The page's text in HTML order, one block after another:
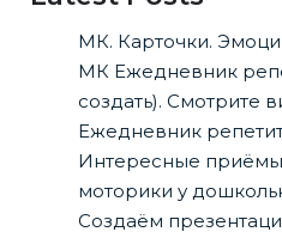
МК. Карточки.
МК Ежедневник
создать). Смотрите
Ежедневник
Интересные
моторики у
Создаём